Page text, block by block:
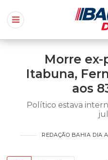
Morre
Itabuna,
aos
Político estava
REDAÇÃO BAHIA DIA